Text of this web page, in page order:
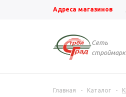
Адреса магазинов
Сеть
Главная - Каталог -